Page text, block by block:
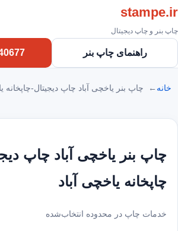
stampe.ir
چاپ بنر و چاپ دیجیتال
راهنمای چاپ بنر
خانه چاپ بنر یاخچی آباد چاپ دیجیتال-چاپخانه
چاپ بنر یاخچی آباد چاپ
چاپخانه یاخچی آباد
خدمات چاپ در محدوده انتخاب‌شده